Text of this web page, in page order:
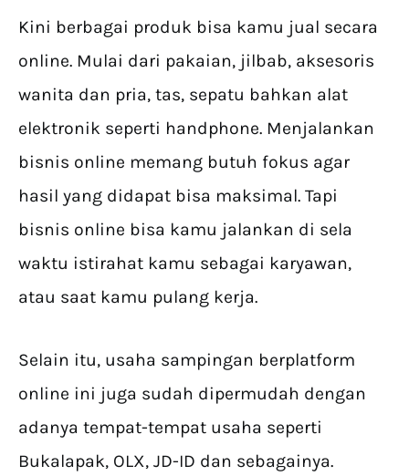
Kini berbagai produk bisa kamu jual secara
online. Mulai dari pakaian, jilbab, aksesoris
wanita dan pria, tas, sepatu bahkan alat
elektronik seperti handphone. Menjalankan
bisnis online memang butuh fokus agar
hasil yang didapat bisa maksimal. Tapi
bisnis online bisa kamu jalankan di sela
waktu istirahat kamu sebagai karyawan,
atau saat kamu pulang kerja.
Selain itu, usaha sampingan berplatform
online ini juga sudah dipermudah dengan
adanya tempat-tempat usaha seperti
Bukalapak, OLX, JD-ID dan sebagainya.